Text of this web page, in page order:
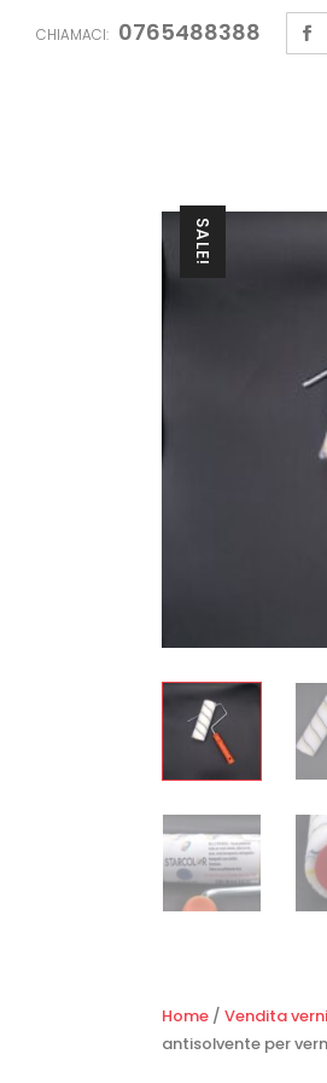
CHIAMACI: 0765488388
SALE!
Home /Vendita
antisolvente per